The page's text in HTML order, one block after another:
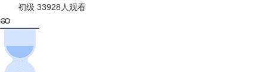
初级 33928人观看